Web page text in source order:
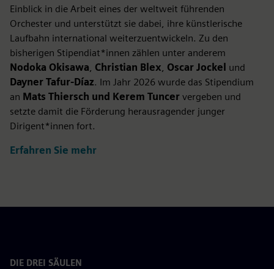
Einblick in die Arbeit eines der weltweit führenden
Orchester und unterstützt sie dabei, ihre künstlerische
Laufbahn international weiterzuentwickeln. Zu den
bisherigen Stipendiat*innen zählen unter anderem
Nodoka Okisawa, Christian Blex, Oscar Jockel und
Dayner Tafur-Díaz. Im Jahr 2026 wurde das Stipendium
an Mats Thiersch und Kerem Tuncer vergeben und
setzte damit die Förderung herausragender junger
Dirigent*innen fort.
Erfahren Sie mehr
DIE DREI SÄULEN